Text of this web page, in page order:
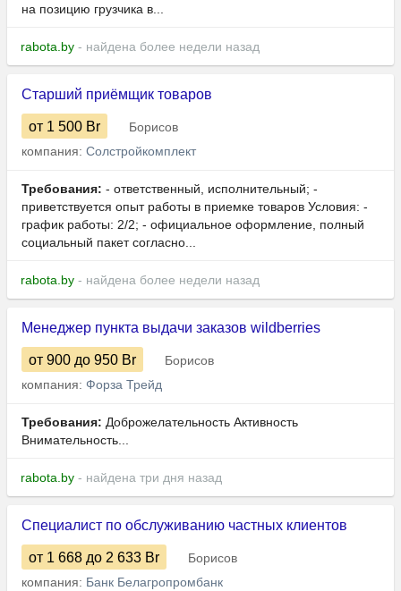
на позицию грузчика в...
rabota.by - найдена более недели назад
Старший приёмщик товаров
от 1 500 Br
Борисов
компания: Солстройкомплект
Требования: - ответственный, исполнительный; -
приветствуется опыт работы в приемке товаров Условия: -
график работы: 2/2; - официальное оформление, полный
социальный пакет согласно...
rabota.by - найдена более недели назад
Менеджер пункта выдачи заказов wildberries
от 900 до 950 Br
Борисов
компания: Форза Трейд
Требования: Доброжелательность Активность
Внимательность...
rabota.by - найдена три дня назад
Специалист по обслуживанию частных клиентов
от 1 668 до 2 633 Br
Борисов
компания: Банк Белагропромбанк